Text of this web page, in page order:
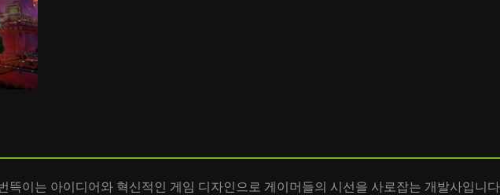
뜩이는 아이디어와 혁신적인 게임 디자인으로 게이머들의 시선을 사로잡는 개발사입니